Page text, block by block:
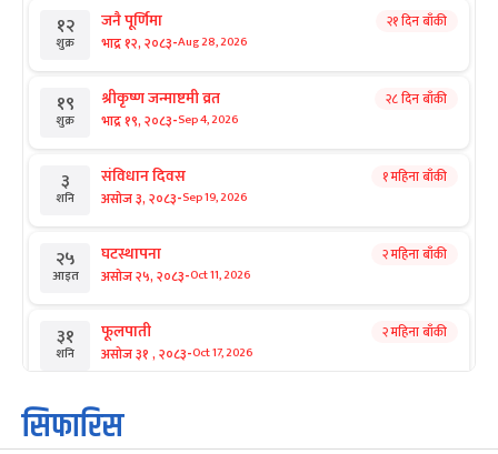
१२
शुक्र
जनै पूर्णिमा
भाद्र १२, २०८३-Aug 28, 2026
२१ दिन बाँकी
१९
शुक्र
श्रीकृष्ण जन्माष्टमी व्रत
भाद्र १९, २०८३-Sep 4, 2026
२८ दिन बाँकी
३
शनि
संविधान दिवस
असोज ३, २०८३-Sep 19, 2026
१ महिना बाँकी
२५
आइत
घटस्थापना
असोज २५, २०८३-Oct 11, 2026
२ महिना बाँकी
३१
शनि
फूलपाती
असोज ३१ , २०८३-Oct 17, 2026
२ महिना बाँकी
१
आइत
कार्तिक सङ्क्रान्ति
कार्तिक १, २०८३
सिफारिस